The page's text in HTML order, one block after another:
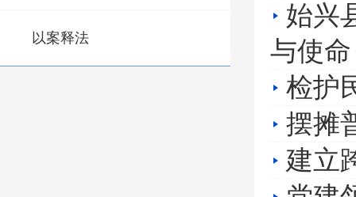
以案释法
始兴
与使命
检护
摆摊
建立